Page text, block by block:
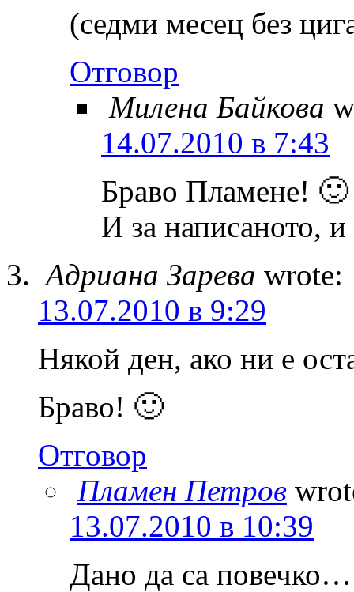
(седми месец без
Отговор
Милена Байкова
14.07.2010 в 7:43
Браво Пламене! 🙂
И за написаното,
Адриана Зарева wrote:
13.07.2010 в 9:29
Някой ден, ако ни е
Браво! 🙂
Отговор
Пламен Петров
13.07.2010 в 10:39
Дано да са